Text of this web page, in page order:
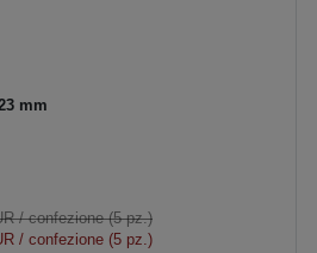
mm
/ confezione (5 pz.)
/ confezione (5 pz.)